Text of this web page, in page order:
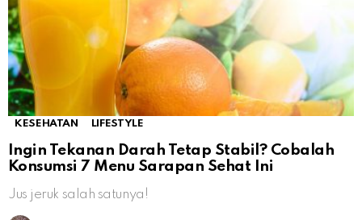
KESEHATAN LIFESTYLE
Ingin Tekanan Darah Tetap Stabil? Cobalah
Konsumsi 7 Menu Sarapan Sehat Ini
Jus jeruk salah satunya!